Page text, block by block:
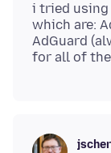
i tried using
which are:
AdGuard